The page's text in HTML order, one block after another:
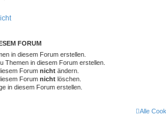
FORUM
in diesem Forum erstellen.
Themen in diesem Forum erstellen.
Forum nicht ändern.
Forum nicht löschen.
in diesem Forum erstellen.
Alle